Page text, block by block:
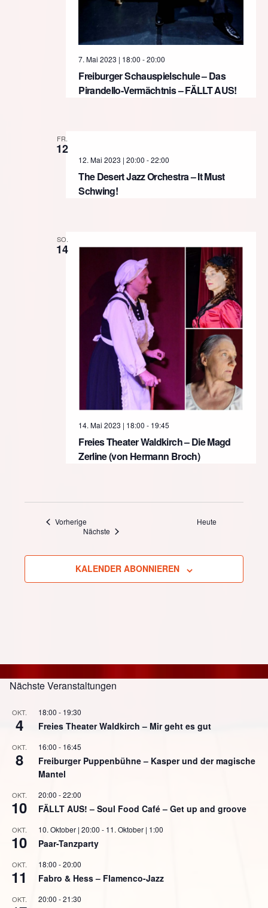
Freiburger Schauspielschule – Das
Pirandello-Vermächtnis – FÄLLT AUS!
7. Mai 2023 | 18:00 -20:00
FR.
12
The Desert Jazz Orchestra – It Must
Schwing!
12. Mai 2023 | 20:00 -22:00
SO.
14
Freies Theater Waldkirch – Die Magd
Zerline (von Hermann Broch)
14. Mai 2023 | 18:00 - 19:45
Vorherige
Heute
Nächste Veranstaltungen
KALENDER ABONNIEREN
Nächste Veranstaltungen
OKT.
4
18:00 - 19:30
Freies Theater Waldkirch – Mir geht es gut
OKT.
8
16:00 - 16:45
Freiburger Puppenbühne – Kasper und der magische
Mantel
OKT.
10
20:00 -22:00
FÄLLT AUS! – Soul Food Café – Get up and groove
OKT.
10
10. Oktober | 20:00 - 11. Oktober | 1:00
Paar-Tanzparty
OKT.
11
18:00 -20:00
Fabro & Hess – Flamenco-Jazz
OKT. 20:00 -21:30